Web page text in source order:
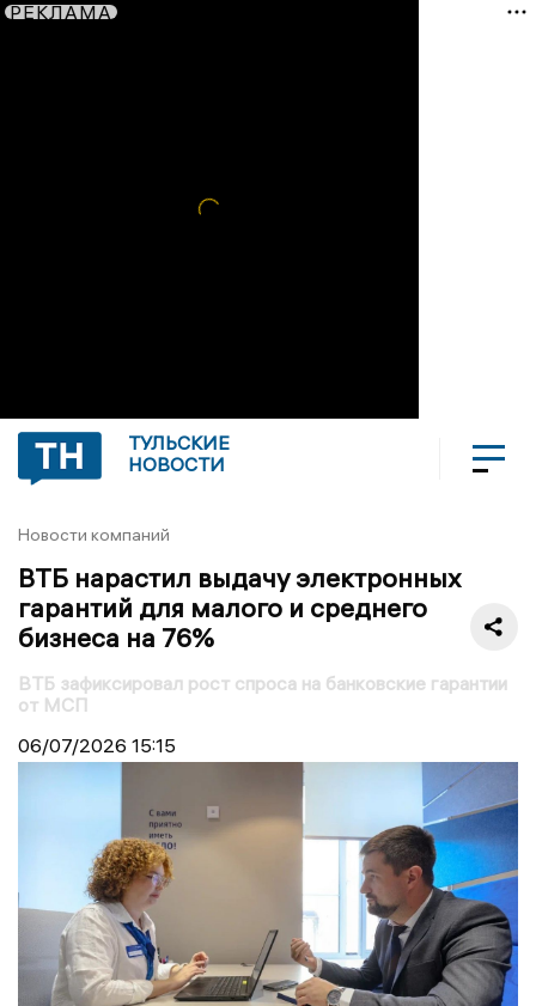
РЕКЛАМА
ТУЛЬСКИЕ
НОВОСТИ
Новости компаний
ВТБ нарастил выдачу электронных
гарантий для малого и среднего
бизнеса на 76%
ВТБ зафиксировал рост спроса на банковские гарантии
от МСП
06/07/2026 15:15